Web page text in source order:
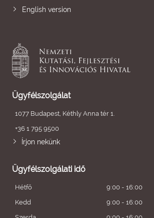
English version
Ügyfélszolgálat
1077 Budapest, Kéthly Anna tér 1.
+36 1 795 9500
Írjon nekünk
Ügyfélszolgálati idő
Hétfő
9:00 - 16:00
Kedd
9:00 - 16:00